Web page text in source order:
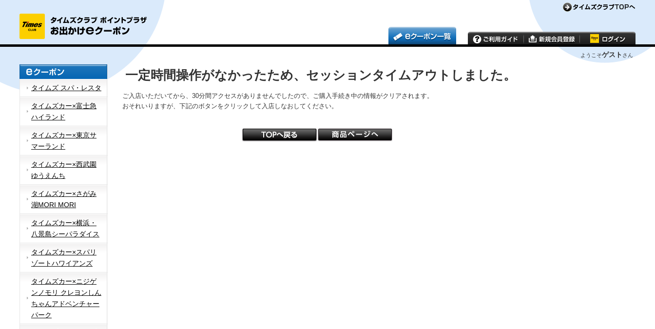
ようこそゲスト さん
タイムズ スパ・レスタ
タイムズカー×富士急
ハイランド
タイムズカー×東京サ
マーランド
タイムズカー×西武園
ゆうえんち
タイムズカー×さがみ
湖MORI MORI
タイムズカー×横浜・
八景島シーパラダイス
タイムズカー×スパリ
ゾートハワイアンズ
タイムズカー×ニジゲ
ンノモリ クレヨンしん
ちゃんアドベンチャー
パーク
一定時間操作がなかったため、セッションタイムアウトしました。
ご入店いただいてから、30分間アクセスがありませんでしたので、ご購入手続き中の情報がクリアされます。
おそれいりますが、下記のボタンをクリックして入店しなおしてください。